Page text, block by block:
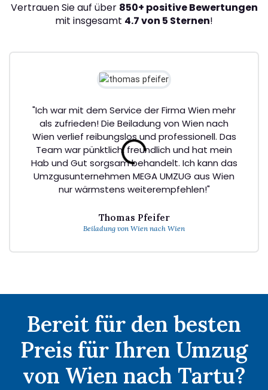
Vertrauen Sie auf über 850+ positive Bewertungen
mit insgesamt 4.7 von 5 Sternen!
"Ich war mit dem Service der Firma Wien mehr
als zufrieden! Die Beiladung von Wien nach
Wien verlief reibungslos und professionell. Das
Team war pünktlich, freundlich und hat mein
Hab und Gut sorgsam behandelt. Ich kann das
Umzgusunternehmen MEGA UMZUG aus Wien
nur wärmstens weiterempfehlen!"
Thomas Pfeifer
Beiladung von Wien nach Wien
Bereit für den besten
Preis für Ihren Umzug
von Wien nach Tartu?